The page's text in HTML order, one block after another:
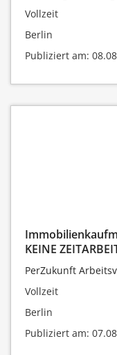
Vollzeit
Berlin
Publiziert am:
KEINE
PerZukunft
Vollzeit
Berlin
Publiziert am: